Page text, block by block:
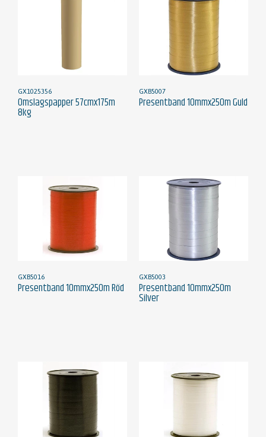
GX1025356
Omslagspapper 57cmx175m
8kg
GXB5007
Presentband 10mmx250m Guld
GXB5016
Presentband 10mmx250m Röd
GXB5003
Presentband 10mmx250m
Silver